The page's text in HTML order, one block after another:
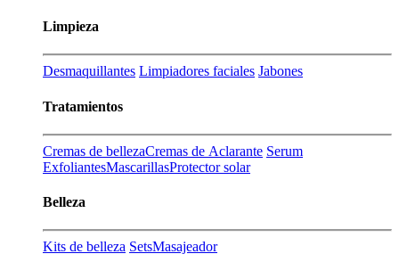
Limpieza
Desmaquillantes Limpiadores faciales Jabones
Tratamientos
Cremas de bellezaCremas de Aclarante Serum
ExfoliantesMascarillasProtector solar
Belleza
Kits de belleza SetsMasajeador